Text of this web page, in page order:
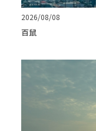
2026/08/08
百鼠